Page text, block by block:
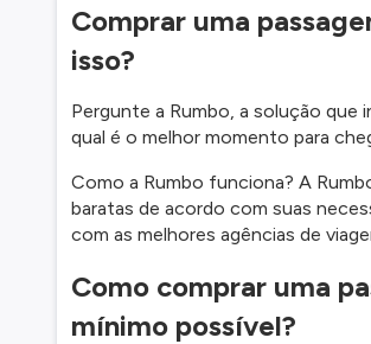
Comprar uma
isso?
Pergunte a Rumbo, a solução que
qual é o melhor momento para
Como a Rumbo funciona? A
baratas de acordo com suas
com as melhores agências de
Como comprar uma
mínimo possível?